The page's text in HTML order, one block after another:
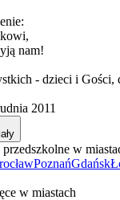
nam!
- dzieci i Gości,
2011
w
PoznańGdańsk
w miastach